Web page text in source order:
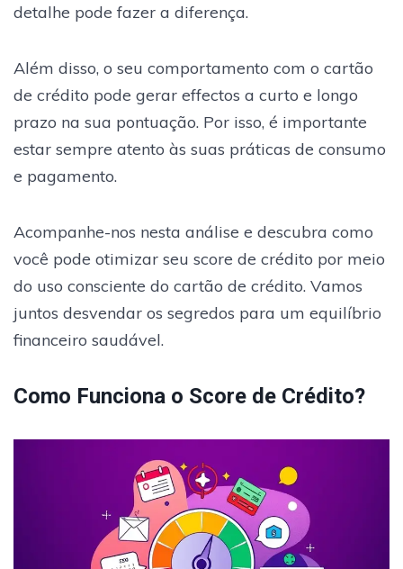
detalhe pode fazer a diferença.
Além disso, o seu comportamento com o cartão
de crédito pode gerar effectos a curto e longo
prazo na sua pontuação. Por isso, é importante
estar sempre atento às suas práticas de consumo
e pagamento.
Acompanhe-nos nesta análise e descubra como
você pode otimizar seu score de crédito por meio
do uso consciente do cartão de crédito. Vamos
juntos desvendar os segredos para um equilíbrio
financeiro saudável.
Como Funciona o Score de Crédito?